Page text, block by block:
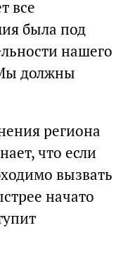
все
была под
нашего
должны
региона
что если
вызвать
начато